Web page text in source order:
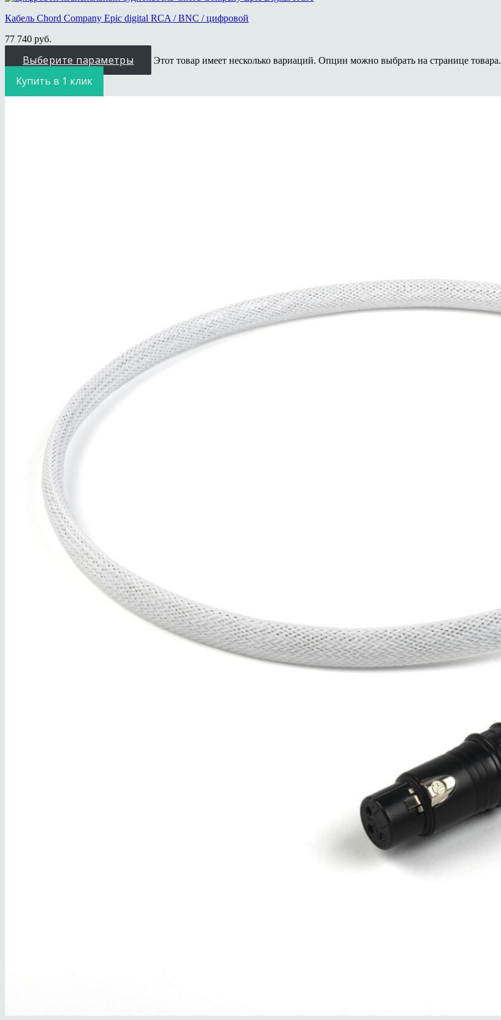
Кабель Chord Company Epic digital RCA / BNC / цифровой
77 740 руб.
Выберите параметры Этот товар имеет несколько вариаций. Опции можно выбрать на странице товара.
Купить в 1 клик